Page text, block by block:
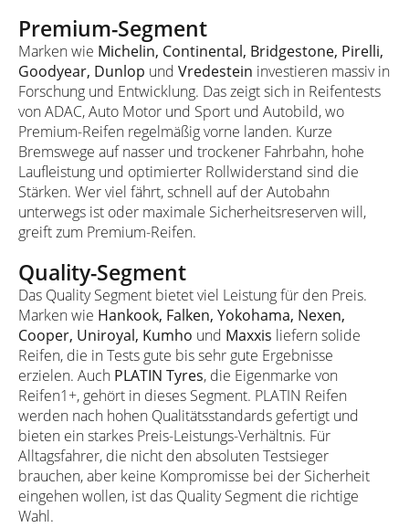
Premium-Segment
Marken wie Michelin, Continental, Bridgestone, Pirelli,
Goodyear, Dunlop und Vredestein investieren massiv in
Forschung und Entwicklung. Das zeigt sich in Reifentests
von ADAC, Auto Motor und Sport und Autobild, wo
Premium-Reifen regelmäßig vorne landen. Kurze
Bremswege auf nasser und trockener Fahrbahn, hohe
Laufleistung und optimierter Rollwiderstand sind die
Stärken. Wer viel fährt, schnell auf der Autobahn
unterwegs ist oder maximale Sicherheitsreserven will,
greift zum Premium-Reifen.
Quality-Segment
Das Quality Segment bietet viel Leistung für den Preis.
Marken wie Hankook, Falken, Yokohama, Nexen,
Cooper, Uniroyal, Kumho und Maxxis liefern solide
Reifen, die in Tests gute bis sehr gute Ergebnisse
erzielen. Auch PLATIN Tyres, die Eigenmarke von
Reifen1+, gehört in dieses Segment. PLATIN Reifen
werden nach hohen Qualitätsstandards gefertigt und
bieten ein starkes Preis-Leistungs-Verhältnis. Für
Alltagsfahrer, die nicht den absoluten Testsieger
brauchen, aber keine Kompromisse bei der Sicherheit
eingehen wollen, ist das Quality Segment die richtige
Wahl.